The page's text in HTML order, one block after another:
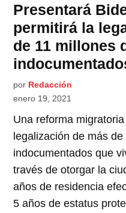
Presentará
permitirá la
de 11 millones
por Redacción
enero 19, 2021
Una reforma
legalización de más
indocumentados que
través de otorgar la
años de residencia
5 años de estatus